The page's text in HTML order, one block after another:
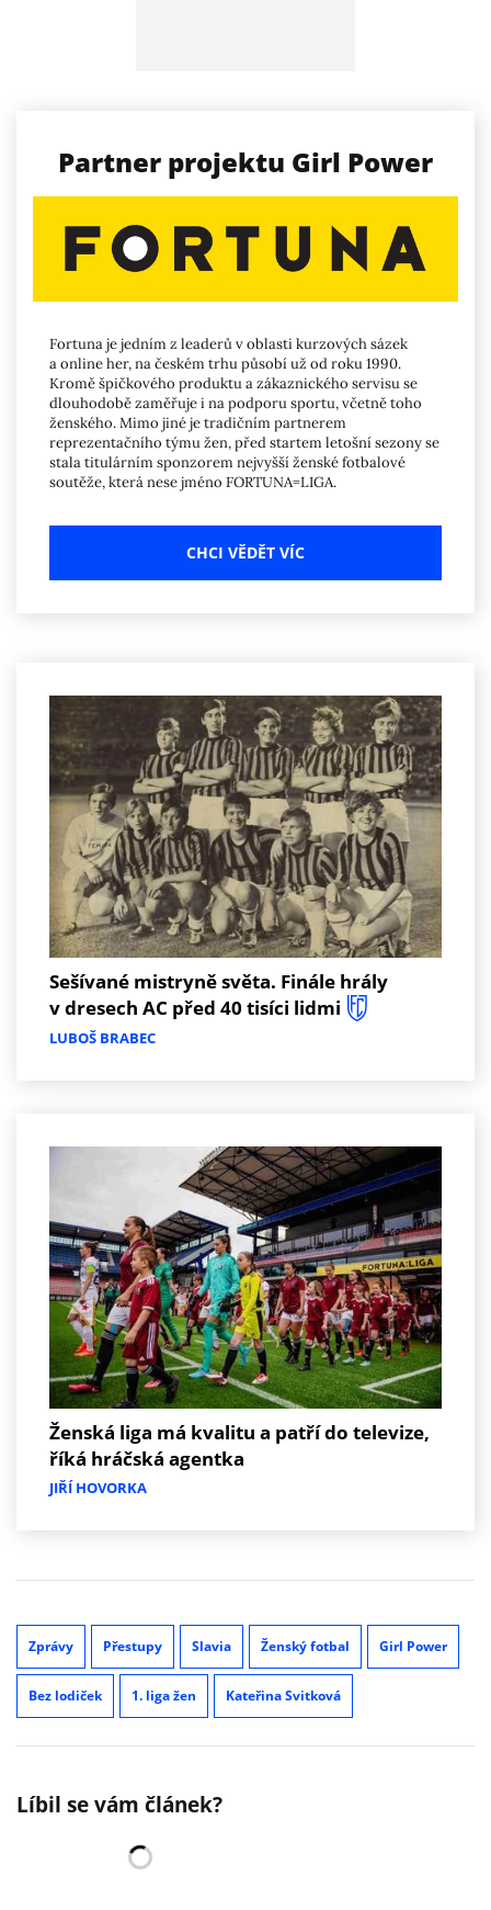
Partner projektu Girl Power
Fortuna je jedním z leaderů v oblasti kurzových sázek
a online her, na českém trhu působí už od roku 1990.
Kromě špičkového produktu a zákaznického servisu se
dlouhodobě zaměřuje i na podporu sportu, včetně toho
ženského. Mimo jiné je tradičním partnerem
reprezentačního týmu žen, před startem letošní sezony se
stala titulárním sponzorem nejvyšší ženské fotbalové
soutěže, která nese jméno FORTUNA=LIGA.
CHCI VĚDĚT VÍC
Sešívané mistryně světa. Finále hrály
v dresech AC před 40 tisíci lidmi
LUBOŠ BRABEC
Ženská liga má kvalitu a patří do televize,
říká hráčská agentka
JIŘÍ HOVORKA
Zprávy Přestupy Slavia Ženský fotbal Girl Power
Bez lodiček 1. liga žen Kateřina Svitková
Líbil se vám článek?